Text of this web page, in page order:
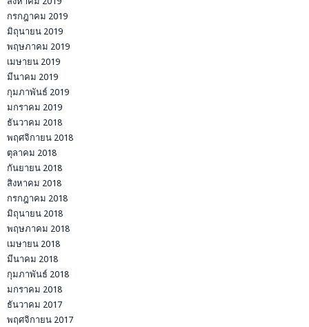
กรกฎาคม 2019
มิถุนายน 2019
พฤษภาคม 2019
เมษายน 2019
มีนาคม 2019
กุมภาพันธ์ 2019
มกราคม 2019
ธันวาคม 2018
พฤศจิกายน 2018
ตุลาคม 2018
กันยายน 2018
สิงหาคม 2018
กรกฎาคม 2018
มิถุนายน 2018
พฤษภาคม 2018
เมษายน 2018
มีนาคม 2018
กุมภาพันธ์ 2018
มกราคม 2018
ธันวาคม 2017
พฤศจิกายน 2017